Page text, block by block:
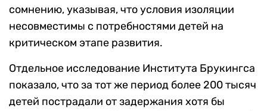
сомнению, указывая, что условия изоляции
несовместимы с потребностями детей на
критическом этапе развития.
Отдельное исследование Института Брукингса
показало, что за тот же период более 200 тысяч
детей пострадали от задержания хотя бы